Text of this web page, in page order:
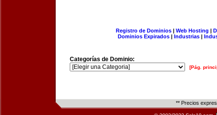
Registro de Dominios| Web Hosting |
Dominios Expirados | Industrias |
Categorías de Dominio:
[Pág.
** Precios